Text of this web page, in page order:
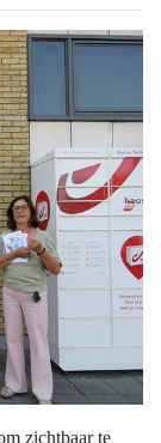
zichtbaar te